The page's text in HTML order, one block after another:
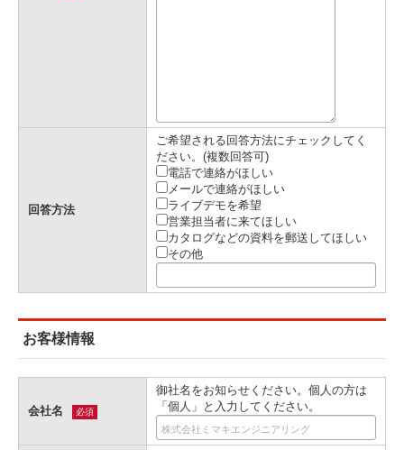
回答方法
ご希望される回答方法にチェックしてく
ださい。(複数回答可)
電話で連絡がほしい
メールで連絡がほしい
ライブデモを希望
営業担当者に来てほしい
カタログなどの資料を郵送してほしい
その他
お客様情報
会社名 必須
御社名をお知らせください。個人の方は
「個人」と入力してください。